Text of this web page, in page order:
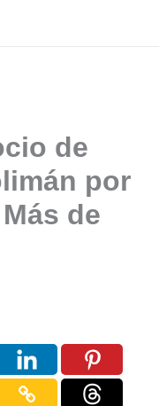
de
por
de